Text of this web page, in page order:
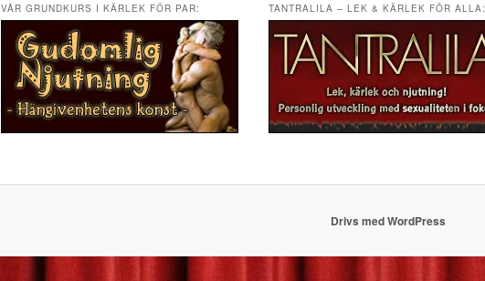
VÅR GRUNDKURS I KÄRLEK FÖR PAR: TANTRALILA – LEK & KÄRLEK FÖR ALLA:
Drivs med WordPress